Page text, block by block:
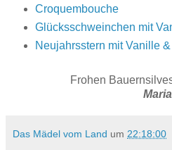
Croquembouche
Glücksschweinchen mit
Neujahrsstern mit Vanille
Frohen
Maria
Das Mädel vom Land um 22:18:00